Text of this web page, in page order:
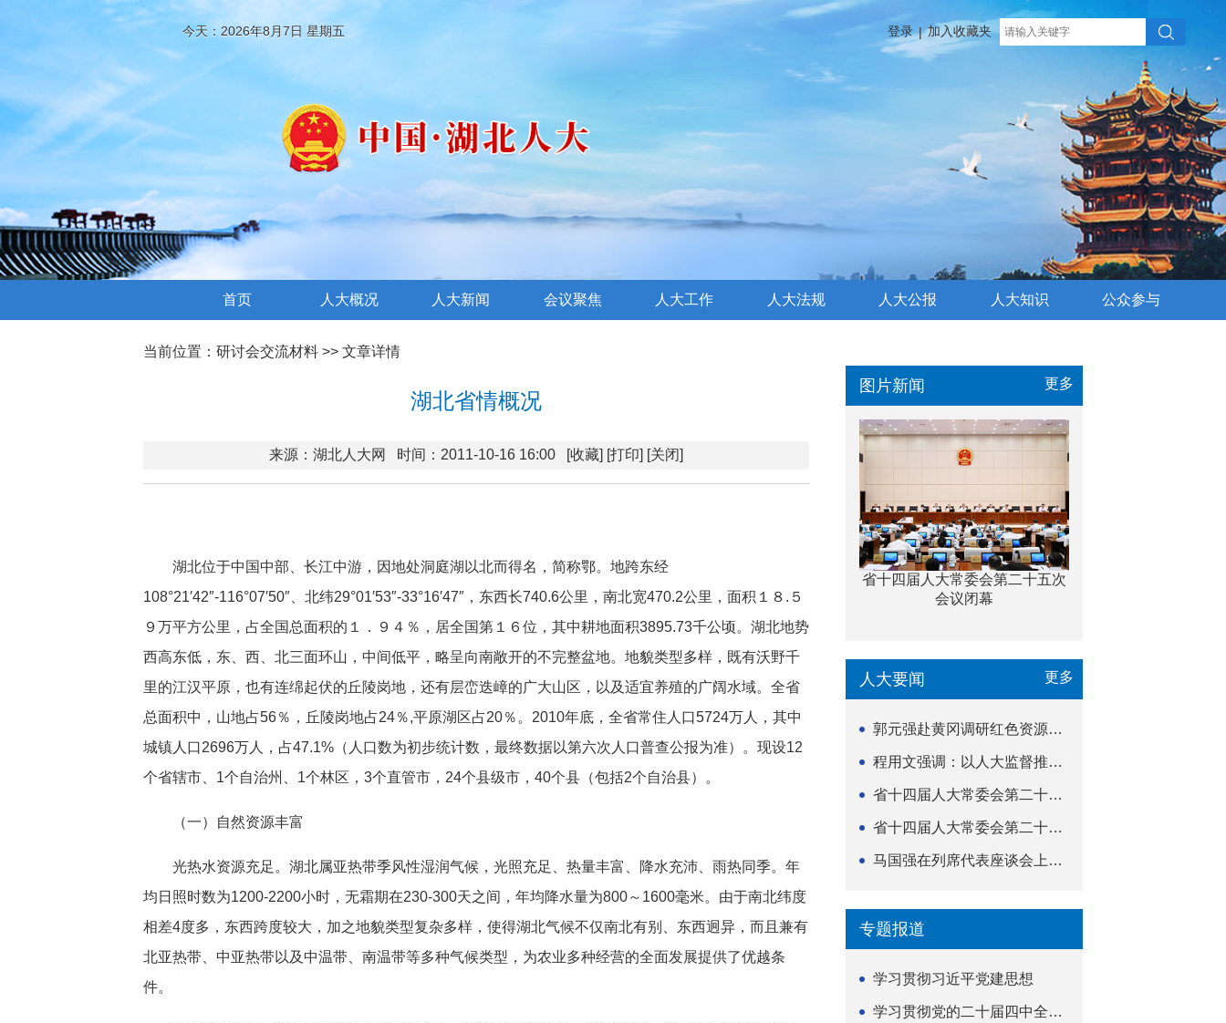
今天：2026年8月7日 星期五 登录 | 加入收藏夹
首页 人大概况 人大新闻 会议聚焦 人大工作 人大法规 人大公报 人大知识 公众参与
当前位置： 研讨会交流材料 >> 文章详情
湖北省情概况
来源：湖北人大网 时间：2011-10-16 16:00 [收藏] [打印] [关闭]
湖北位于中国中部、长江中游，因地处洞庭湖以北而得名，简称鄂。地跨东经
108°21′42″-116°07′50″、北纬29°01′53″-33°16′47″，东西长740.6公里，南北宽470.2公里，面积１８.５
９万平方公里，占全国总面积的１．９４％，居全国第１６位，其中耕地面积3895.73千公顷。湖北地势
西高东低，东、西、北三面环山，中间低平，略呈向南敞开的不完整盆地。地貌类型多样，既有沃野千
里的江汉平原，也有连绵起伏的丘陵岗地，还有层峦迭嶂的广大山区，以及适宜养殖的广阔水域。全省
总面积中，山地占56％，丘陵岗地占24％,平原湖区占20％。2010年底，全省常住人口5724万人，其中
城镇人口2696万人，占47.1%（人口数为初步统计数，最终数据以第六次人口普查公报为准）。现设12
个省辖市、1个自治州、1个林区，3个直管市，24个县级市，40个县（包括2个自治县）。
（一）自然资源丰富
光热水资源充足。湖北属亚热带季风性湿润气候，光照充足、热量丰富、降水充沛、雨热同季。年
均日照时数为1200-2200小时，无霜期在230-300天之间，年均降水量为800～1600毫米。由于南北纬度
相差4度多，东西跨度较大，加之地貌类型复杂多样，使得湖北气候不仅南北有别、东西迥异，而且兼有
北亚热带、中亚热带以及中温带、南温带等多种气候类型，为农业多种经营的全面发展提供了优越条
件。
图片新闻 更多
省十四届人大常委会第二十五次
会议闭幕
人大要闻 更多
郭元强赴黄冈调研红色资源保护传承立法等工作
程用文强调：以人大监督推动科技金融高质量发展
省十四届人大常委会第二十五次会议闭幕
省十四届人大常委会第二十五次会议举行
马国强在列席代表座谈会上强调 以精准履职筑牢荆楚...
专题报道
学习贯彻习近平党建思想
学习贯彻党的二十届四中全会精神